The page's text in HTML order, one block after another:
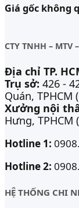
Giá gốc không
CTY TNHH – MTV
Địa chỉ TP.
Trụ sở: 426 -
Quán, TPHCM
Xưởng nội
Hưng, TPHCM
Hotline 1:
Hotline 2:
HỆ THỐNG CHI